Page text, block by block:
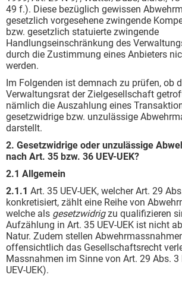
49 f.). Diese bezüglich gewissen
gesetzlich vorgesehene zwingende
bzw. gesetzlich statuierte zwingende
Handlungseinschränkung des
durch die Zustimmung eines Anbieters
werden.
Im Folgenden ist demnach zu prüfen, ob
Verwaltungsrat der Zielgesellschaft
nämlich die Auszahlung eines
gesetzwidrige bzw. unzulässige
darstellt.
2. Gesetzwidrige oder unzulässige
nach Art. 35 bzw. 36 UEV-UEK?
2.1 Allgemein
2.1.1 Art. 35 UEV-UEK, welcher Art. 29
konkretisiert, zählt eine Reihe von
welche als gesetzwidrigzu qualifizieren
Aufzählung in Art. 35 UEV-UEK ist nicht
Natur. Zudem stellen
offensichtlich das Gesellschaftsrecht
Massnahmen im Sinne von Art. 29 Abs. 3
UEV-UEK).